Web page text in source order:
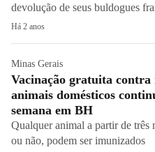
devolução de seus buldogues
Há 2 anos
Minas Gerais
Vacinação gratuita contra
animais domésticos
semana em BH
Qualquer animal a partir de três
ou não, podem ser imunizados